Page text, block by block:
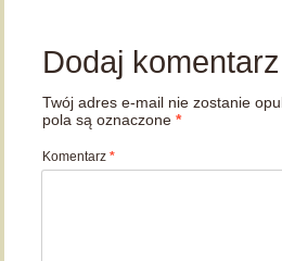
Dodaj komentarz
Twój adres e-mail nie zostanie
pola są oznaczone*
Komentarz*